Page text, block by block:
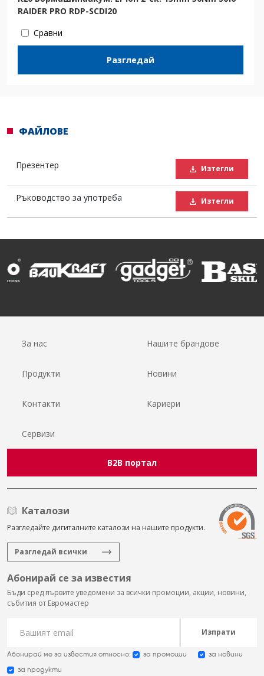
RAIDER PRO RDP-SCDI20
Сравни
Разгледай
ФАЙЛОВЕ
Презентер Изтегли
Ръководство за употреба Изтегли
За нас Нашите брандове
Продукти Новини
Контакти Кариери
Сервизи
B2B портал
Каталози
Разгледайте дигиталните каталози на нашите продукти.
Разгледай всички
Абонирай се за известия
Бъди сред първите уведомени за всички промоции, акции, новини,
събития от Евромастер
Изпрати
Абонирай ме за известия относно: за промоции за новини
за продукти